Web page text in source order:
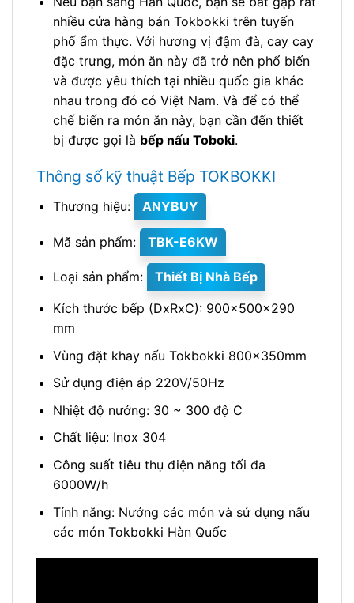
nhiều cửa hàng bán Tokbokki trên tuyến
phố ẩm thực. Với hương vị đậm đà, cay cay
đặc trưng, món ăn này đã trở nên phổ biến
và được yêu thích tại nhiều quốc gia khác
nhau trong đó có Việt Nam. Và để có thể
chế biến ra món ăn này, bạn cần đến thiết
bị được gọi là bếp nấu Toboki.
Thông số kỹ thuật Bếp TOKBOKKI
Thương hiệu: ANYBUY
Mã sản phẩm: TBK-E6KW
Loại sản phẩm:
Thiết Bị Nhà Bếp
Kích thước bếp (DxRxC): 900x500x290
mm
Vùng đặt khay nấu Tokbokki 800x350mm
Sử dụng điện áp 220V/50Hz
Nhiệt độ nướng: 30 ~ 300 độ C
Chất liệu: Inox 304
Công suất tiêu thụ điện năng tối đa
6000W/h
Tính năng: Nướng các món và sử dụng nấu
các món Tokbokki Hàn Quốc